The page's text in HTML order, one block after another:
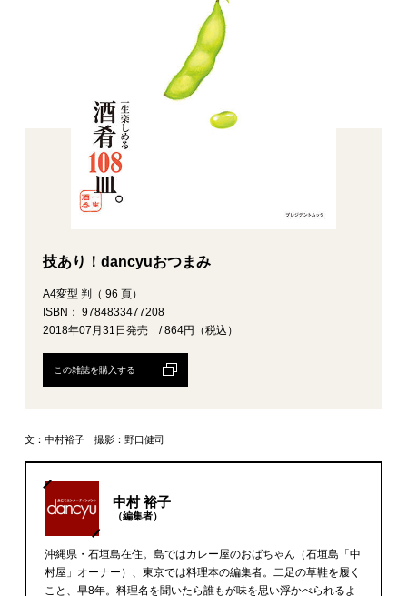
技あり！dancyuおつまみ
A4変型 判（ 96 頁）
ISBN： 9784833477208
2018年07月31日発売 / 864円（税込）
この雑誌を購入する
文：中村裕子 撮影：野口健司
中村 裕子
（編集者）
沖縄県・石垣島在住。島ではカレー屋のおばちゃん（石垣島「中
村屋」オーナー）、東京では料理本の編集者。二足の草鞋を履く
こと、早8年。料理名を聞いたら誰もが味を思い浮かべられるよ